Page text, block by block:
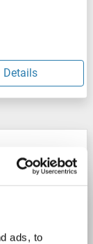
ads, to
Details